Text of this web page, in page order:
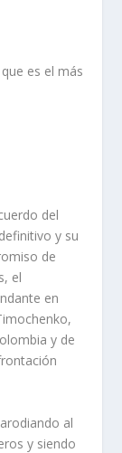
es el más
del
y su
de
el
en
y de
al
y siendo